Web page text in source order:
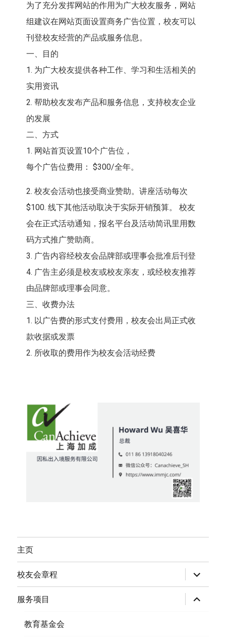
为了充分发挥网站的作用为广大校友服务，网站
组建议在网站页面设置商务广告位置，校友可以
刊登校友经营的产品或服务信息。
一、目的
1. 为广大校友提供各种工作、学习和生活相关的
实用资讯
2. 帮助校友发布产品和服务信息，支持校友企业
的发展
二、方式
1. 网站首页设置10个广告位，
每个广告位费用： $300/全年。
2. 校友会活动也接受商业赞助。讲座活动每次
$100. 线下其他活动取决于实际开销预算。 校友
会在正式活动通知，报名平台及活动简讯里用数
码方式推广赞助商。
3. 广告内容经校友会品牌部或理事会批准后刊登
4. 广告主必须是校友或校友亲友，或经校友推荐
由品牌部或理事会同意。
三、收费办法
1. 以广告费的形式支付费用，校友会出局正式收
款收据或发票
2. 所收取的费用作为校友会活动经费
主页
校友会章程
expand
child
menu
服务项目
expand
child
教育基金会